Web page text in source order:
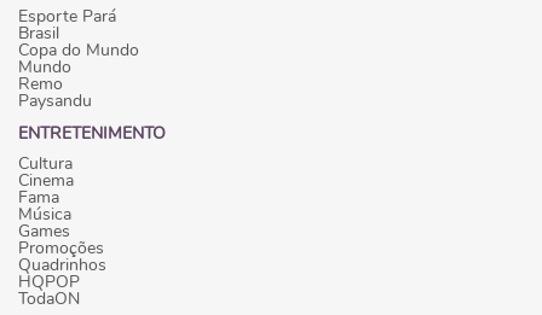
Esporte Pará
Brasil
Copa do Mundo
Mundo
Remo
Paysandu
ENTRETENIMENTO
Cultura
Cinema
Fama
Música
Games
Promoções
Quadrinhos
HQPOP
TodaON